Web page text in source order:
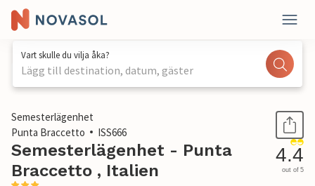
Vart skulle du vilja åka?
Lägg till destination, datum, gäster
1 / 20
Semesterlägenhet
Punta Braccetto
ISS666
Semesterlägenhet - Punta
Braccetto , Italien
4.4
out of 5